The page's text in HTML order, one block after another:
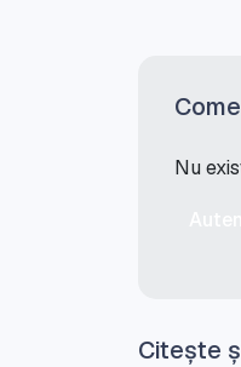
Nu
Citește